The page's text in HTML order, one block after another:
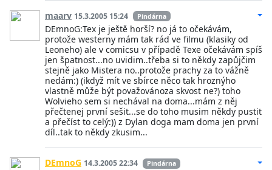
maarv 15.3.2005 15:24 Pindárna
DEmnoG:Tex je ještě horší? no já to očekávám,
protože westerny mám tak rád ve filmu (klasiky od
Leoneho) ale v comicsu v případě Texe očekávám spíš
jen špatnost...no uvidim..třeba si to někdy zapůjčim
stejně jako Mistera no..protože prachy za to vážně
nedám:) (ikdyž mít ve sbírce něco tak hroznýho
vlastně může být považovánoza skvost ne?) toho
Wolvieho sem si nechával na doma...mám z něj
přečtenej první sešit...se do toho musim někdy pustit
a přečíst to celý:)) z Dylan doga mam doma jen první
díl..tak to někdy zkusim...
DEmnoG 14.3.2005 22:34 Pindárna